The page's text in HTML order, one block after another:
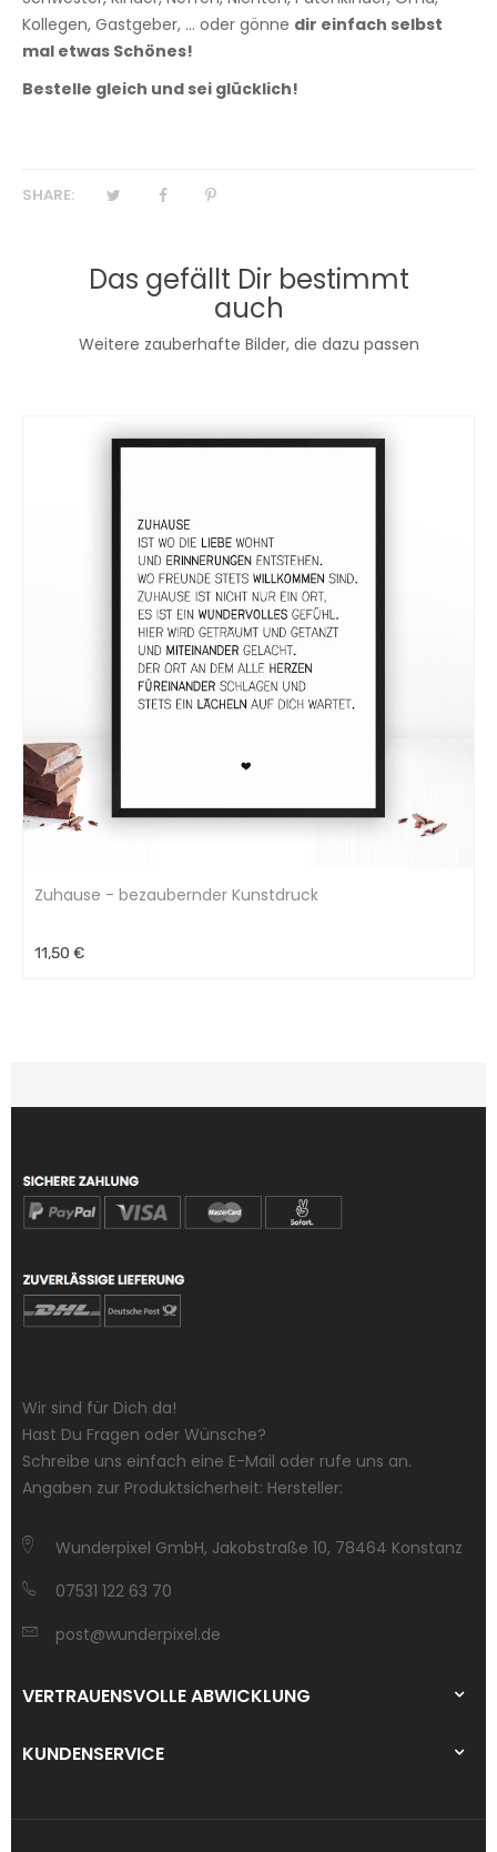
Kollegen, Gastgeber, ... oder gönne dir einfach selbst
mal etwas Schönes!
Bestelle gleich und sei glücklich!
SHARE:
Das gefällt Dir bestimmt
auch
Weitere zauberhafte Bilder, die dazu passen
Zuhause - bezaubernder Kunstdruck
11,50 €
Wir sind für Dich da!
Hast Du Fragen oder Wünsche?
Schreibe uns einfach eine E-Mail oder rufe uns an.
Angaben zur Produktsicherheit: Hersteller:
Wunderpixel GmbH, Jakobstraße 10, 78464 Konstanz
07531 122 63 70
post@wunderpixel.de
VERTRAUENSVOLLE ABWICKLUNG
KUNDENSERVICE